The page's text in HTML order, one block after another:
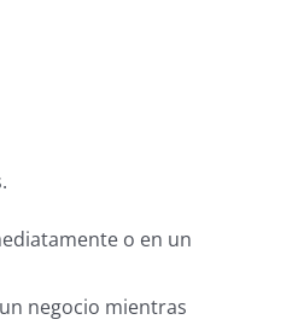
o en un
negocio mientras